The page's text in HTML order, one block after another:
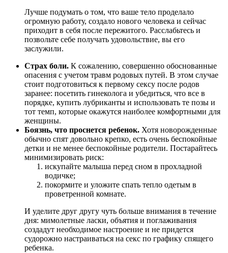
Лучше подумать о том, что ваше тело проделало
огромную работу, создало нового человека и сейчас
приходит в себя после пережитого. Расслабьтесь и
позвольте себе получать удовольствие, вы его
заслужили.
Страх боли. К сожалению, совершенно обоснованные
опасения с учетом травм родовых путей. В этом случае
стоит подготовиться к первому сексу после родов
заранее: посетить гинеколога и убедиться, что все в
порядке, купить лубриканты и использовать те позы и
тот темп, которые окажутся наиболее комфортными для
женщины.
Боязнь, что проснется ребенок. Хотя новорожденные
обычно спят довольно крепко, есть очень беспокойные
детки и не менее беспокойные родители. Постарайтесь
минимизировать риск:
искупайте малыша перед сном в прохладной
водичке;
покормите и уложите спать тепло одетым в
проветренной комнате.
И уделите друг другу чуть больше внимания в течение
дня: мимолетные ласки, объятия и поглаживания
создадут необходимое настроение и не придется
судорожно настраиваться на секс по графику спящего
ребенка.